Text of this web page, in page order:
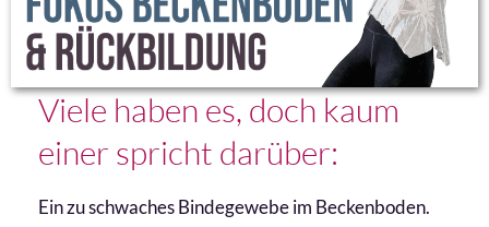
Viele haben es, doch kaum
einer spricht darüber:
Ein zu schwaches Bindegewebe im Beckenboden.